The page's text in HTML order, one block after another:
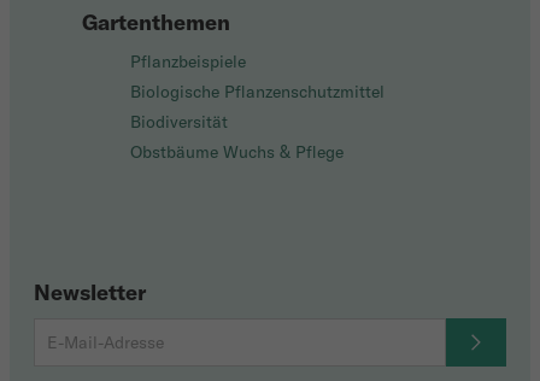
Gartenthemen
Pflanzbeispiele
Biologische Pflanzenschutzmittel
Biodiversität
Obstbäume Wuchs & Pflege
Newsletter